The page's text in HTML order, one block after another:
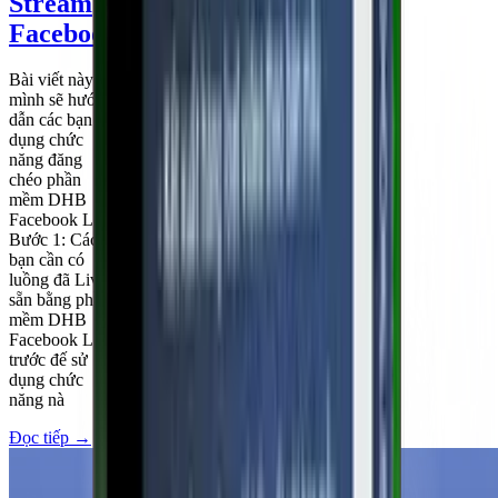
Facebook​
Bài viết này
mình sẽ hướng
dẫn các bạn sử
dụng chức
năng đăng
chéo phần
mềm DHB
Facebook Live
Bước 1: Các
bạn cần có
luồng đã Live
sẵn bằng phần
mềm DHB
Facebook Live
trước đế sử
dụng chức
năng nà
Đọc tiếp →